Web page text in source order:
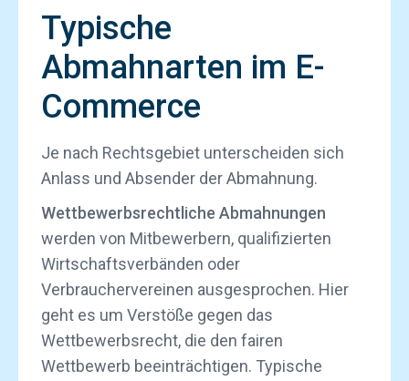
Typische
Abmahnarten im E-
Commerce
Je nach Rechtsgebiet unterscheiden sich
Anlass und Absender der Abmahnung.
Wettbewerbsrechtliche Abmahnungen
werden von Mitbewerbern, qualifizierten
Wirtschaftsverbänden oder
Verbrauchervereinen ausgesprochen. Hier
geht es um Verstöße gegen das
Wettbewerbsrecht, die den fairen
Wettbewerb beeinträchtigen. Typische